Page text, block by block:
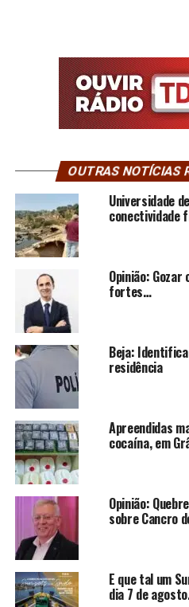
OUTRAS NOTÍCIAS
Universidade
conectividade
Opinião:
fortes…
Beja:
residência
Apreendidas
cocaína, em
Opinião:
sobre Cancro
E que tal um
dia 7 de